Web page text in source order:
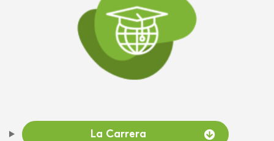
La Carrera